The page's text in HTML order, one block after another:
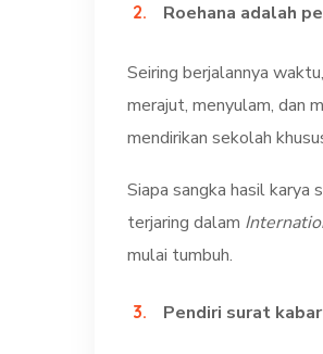
Roehana adalah
Seiring berjalannya
merajut, menyulam, dan
mendirikan sekolah
Siapa sangka hasil karya
terjaring dalam
mulai tumbuh.
Pendiri surat